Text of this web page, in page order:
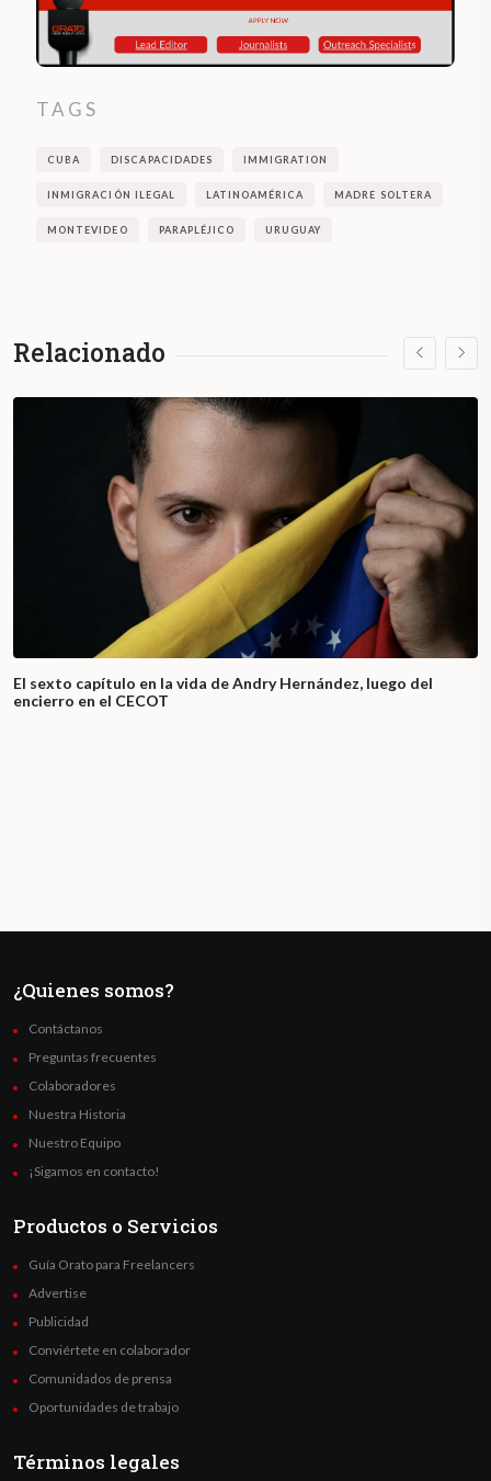
TAGS
CUBA DISCAPACIDADES IMMIGRATION
INMIGRACIÓN ILEGAL LATINOAMÉRICA MADRE SOLTERA
MONTEVIDEO PARAPLÉJICO URUGUAY
Relacionado
El sexto capítulo en la vida de Andry Hernández, luego del
encierro en el CECOT
¿Quienes somos?
Contáctanos
Preguntas frecuentes
Colaboradores
Nuestra Historia
Nuestro Equipo
¡Sigamos en contacto!
Productos o Servicios
Guía Orato para Freelancers
Advertise
Publicidad
Conviértete en colaborador
Comunidados de prensa
Oportunidades de trabajo
Términos legales